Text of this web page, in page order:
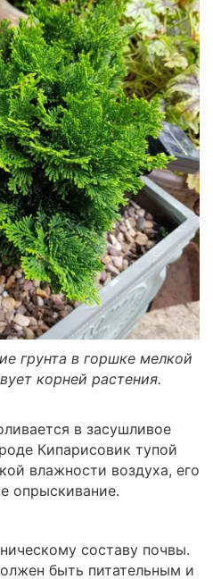
грунта в горшке мелкой
корней растения.
в засушливое
Кипарисовик тупой
влажности воздуха, его
опрыскивание.
составу почвы.
быть питательным и